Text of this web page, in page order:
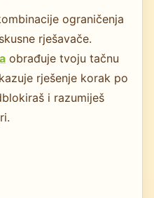
ograničenja
rješavače.
obrađuje tvoju tačnu
rješenje korak po
i razumiješ